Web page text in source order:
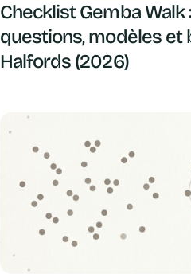
Checklist Gemba Walk
questions, modèles et
Halfords (2026)